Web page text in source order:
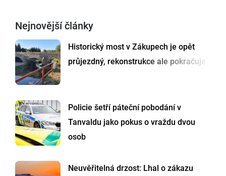
Nejnovější články
Historický most v Zákupech je opět
průjezdný, rekonstrukce ale pokračuje
Policie šetří páteční pobodání v
Tanvaldu jako pokus o vraždu dvou
osob
Neuvěřitelná drzost: Lhal o zákazu